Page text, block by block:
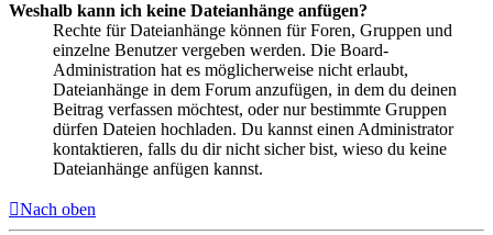
Weshalb kann ich keine Dateianhänge anfügen?
Rechte für Dateianhänge können für Foren, Gruppen und
einzelne Benutzer vergeben werden. Die Board-
Administration hat es möglicherweise nicht erlaubt,
Dateianhänge in dem Forum anzufügen, in dem du deinen
Beitrag verfassen möchtest, oder nur bestimmte Gruppen
dürfen Dateien hochladen. Du kannst einen Administrator
kontaktieren, falls du dir nicht sicher bist, wieso du keine
Dateianhänge anfügen kannst.
Nach oben